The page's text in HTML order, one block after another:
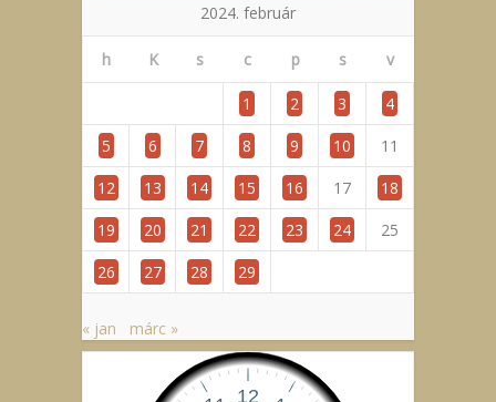
2024. február
h K s c p s v
1 2 3
4
5
6 7 8 9 10
11
12
13 14 15 16 17
18
19
20 21 22 23 24
25
26
27 28 29
« jan márc »